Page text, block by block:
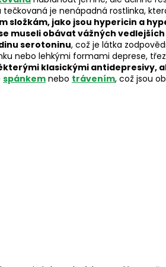
je nenápadná rostlinka,
složkám, jako jsou hypericin a
museli obávat vážných
serotoninu, což je látka
nebo lehkými formami deprese,
klasickými antidepresivy,
spánkem nebo trávením, což jsou